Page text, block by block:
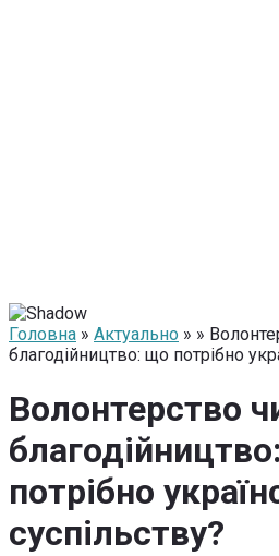
Головна » Актуально » »
благодійництво: що потрібно
Волонтерство
потрібно
суспільству?